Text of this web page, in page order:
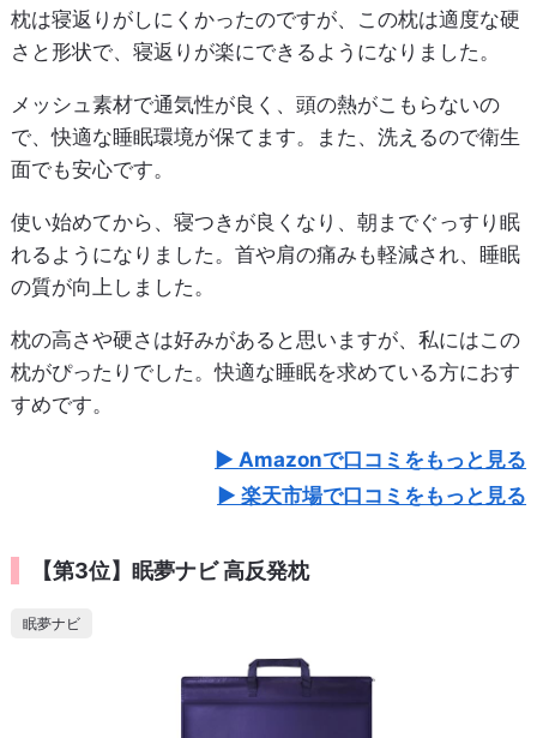
枕は寝返りがしにくかったのですが、この枕は適度な硬
さと形状で、寝返りが楽にできるようになりました。
メッシュ素材で通気性が良く、頭の熱がこもらないの
で、快適な睡眠環境が保てます。また、洗えるので衛生
面でも安心です。
使い始めてから、寝つきが良くなり、朝までぐっすり眠
れるようになりました。首や肩の痛みも軽減され、睡眠
の質が向上しました。
枕の高さや硬さは好みがあると思いますが、私にはこの
枕がぴったりでした。快適な睡眠を求めている方におす
すめです。
Amazonで口コミをもっと見る
楽天市場で口コミをもっと見る
【第3位】眠夢ナビ 高反発枕
眠夢ナビ